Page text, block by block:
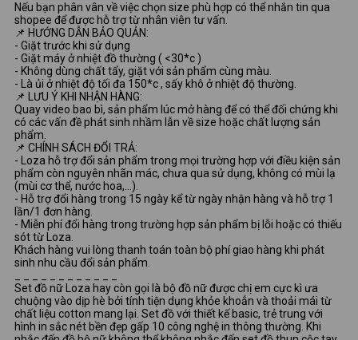
Nếu bạn phân vân về việc chọn size phù hợp có thể nhắn tin qua
shopee để được hỗ trợ từ nhân viên tư vấn.
📌 HƯỚNG DẪN BẢO QUẢN:
- Giặt trước khi sử dụng
- Giặt máy ở nhiệt đồ thường ( <30*c )
- Không dùng chất tẩy, giặt với sản phẩm cùng màu.
- Là ủi ở nhiệt độ tối đa 150*c , sấy khô ở nhiệt độ thường.
📌 LƯU Ý KHI NHẬN HÀNG:
Quay video bao bì, sản phẩm lúc mở hàng để có thể đối chứng khi
có các vấn đề phát sinh nhầm lẫn về size hoặc chất lượng sản
phẩm.
📌 CHÍNH SÁCH ĐỔI TRẢ:
- Loza hỗ trợ đổi sản phẩm trong mọi trường hợp với điều kiện sản
phẩm còn nguyên nhãn mác, chưa qua sử dụng, không có mùi lạ
(mùi cơ thể, nước hoa,...).
- Hỗ trợ đổi hàng trong 15 ngày kể từ ngày nhận hàng và hỗ trợ 1
lần/1 đơn hàng.
- Miễn phí đổi hàng trong trường hợp sản phẩm bị lỗi hoặc có thiếu
sót từ Loza.
Khách hàng vui lòng thanh toán toàn bộ phí giao hàng khi phát
sinh nhu cầu đổi sản phẩm.
Set đồ nữ Loza hay còn gọi là bộ đồ nữ được chị em cực kì ưa
chuộng vào dịp hè bởi tính tiện dụng khỏe khoẳn và thoải mái từ
chất liệu cotton mang lại. Set đồ với thiết kế basic, trẻ trung với
hình in sắc nét bền đẹp gấp 10 công nghệ in thông thường. Khi